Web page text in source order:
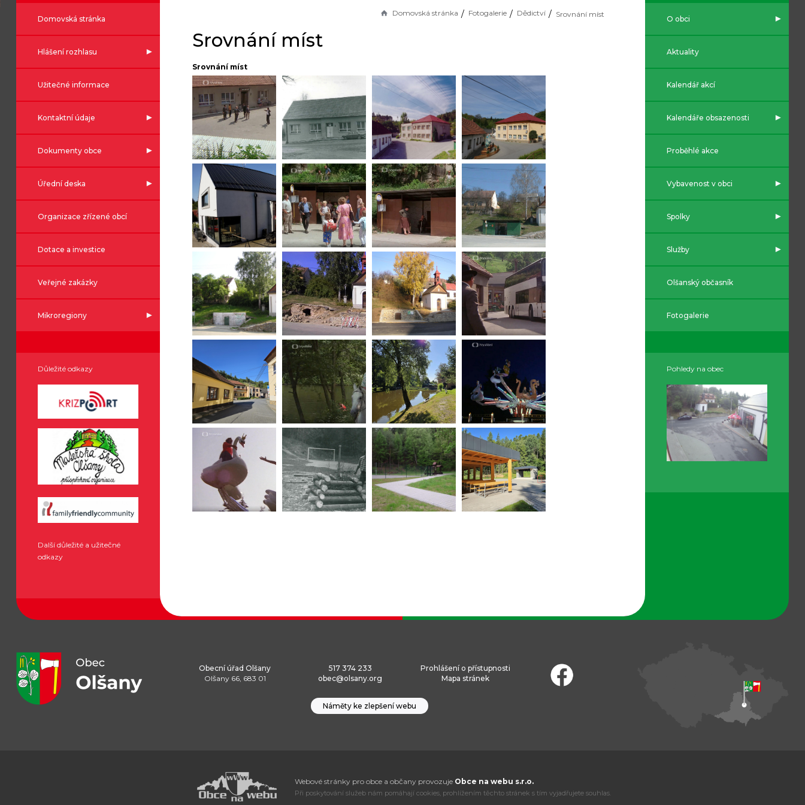
Domovská stránka
Hlášení rozhlasu
Užitečné informace
Kontaktní údaje
Dokumenty obce
Úřední deska
Organizace zřízené obcí
Dotace a investice
Veřejné zakázky
Mikroregiony
Důležité odkazy
Další důležité a užitečné
odkazy
Domovská stránka Fotogalerie Dědictví Srovnání míst
Srovnání míst
Srovnání míst
O obci
Aktuality
Kalendář akcí
Kalendáře obsazenosti
Proběhlé akce
Vybavenost v obci
Spolky
Služby
Olšanský občasník
Fotogalerie
Pohledy na obec
Obecní úřad Olšany
Olšany 66, 683 01
517 374 233
obec@olsany.org
Prohlášení o přístupnosti
Mapa stránek
Náměty ke zlepšení webu
Webové stránky pro obce a občany provozuje Obce na webu s.r.o.
Při poskytování služeb nám pomáhají cookies, prohlížením těchto stránek s tím vyjadřujete souhlas.